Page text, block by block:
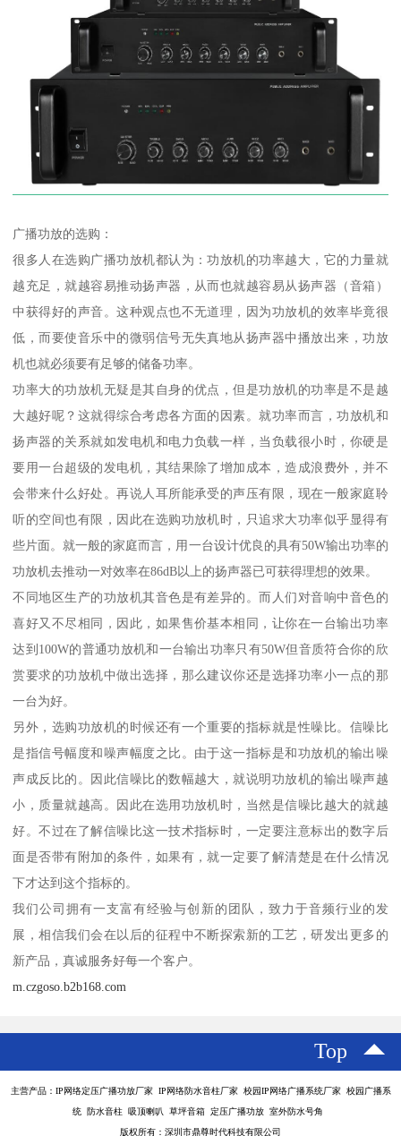
广播功放的选购：
很多人在选购广播功放机都认为：功放机的功率越大，它的力量就
越充足，就越容易推动扬声器，从而也就越容易从扬声器（音箱）
中获得好的声音。这种观点也不无道理，因为功放机的效率毕竟很
低，而要使音乐中的微弱信号无失真地从扬声器中播放出来，功放
机也就必须要有足够的储备功率。
功率大的功放机无疑是其自身的优点，但是功放机的功率是不是越
大越好呢？这就得综合考虑各方面的因素。就功率而言，功放机和
扬声器的关系就如发电机和电力负载一样，当负载很小时，你硬是
要用一台超级的发电机，其结果除了增加成本，造成浪费外，并不
会带来什么好处。再说人耳所能承受的声压有限，现在一般家庭聆
听的空间也有限，因此在选购功放机时，只追求大功率似乎显得有
些片面。就一般的家庭而言，用一台设计优良的具有50W输出功率的
功放机去推动一对效率在86dB以上的扬声器已可获得理想的效果。
不同地区生产的功放机其音色是有差异的。而人们对音响中音色的
喜好又不尽相同，因此，如果售价基本相同，让你在一台输出功率
达到100W的普通功放机和一台输出功率只有50W但音质符合你的欣
赏要求的功放机中做出选择，那么建议你还是选择功率小一点的那
一台为好。
另外，选购功放机的时候还有一个重要的指标就是性噪比。信噪比
是指信号幅度和噪声幅度之比。由于这一指标是和功放机的输出噪
声成反比的。因此信噪比的数幅越大，就说明功放机的输出噪声越
小，质量就越高。因此在选用功放机时，当然是信噪比越大的就越
好。不过在了解信噪比这一技术指标时，一定要注意标出的数字后
面是否带有附加的条件，如果有，就一定要了解清楚是在什么情况
下才达到这个指标的。
我们公司拥有一支富有经验与创新的团队，致力于音频行业的发
展，相信我们会在以后的征程中不断探索新的工艺，研发出更多的
新产品，真诚服务好每一个客户。
m.czgoso.b2b168.com
Top
主营产品：IP网络定压广播功放厂家 IP网络防水音柱厂家 校园IP网络广播系统厂家 校园广播系
统 防水音柱 吸顶喇叭 草坪音箱 定压广播功放 室外防水号角
版权所有：深圳市鼎尊时代科技有限公司